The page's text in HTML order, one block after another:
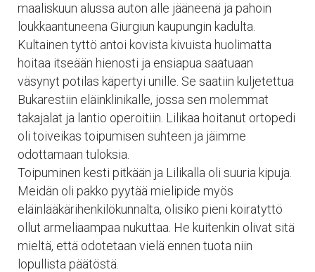
maaliskuun alussa auton alle jääneenä ja pahoin
loukkaantuneena Giurgiun kaupungin kadulta.
Kultainen tyttö antoi kovista kivuista huolimatta
hoitaa itseään hienosti ja ensiapua saatuaan
väsynyt potilas käpertyi unille. Se saatiin kuljetettua
Bukarestiin eläinklinikalle, jossa sen molemmat
takajalat ja lantio operoitiin. Lilikaa hoitanut ortopedi
oli toiveikas toipumisen suhteen ja jäimme
odottamaan tuloksia.
Toipuminen kesti pitkään ja Lilikalla oli suuria kipuja.
Meidän oli pakko pyytää mielipide myös
eläinlääkärihenkilökunnalta, olisiko pieni koiratyttö
ollut armeliaampaa nukuttaa. He kuitenkin olivat sitä
mieltä, että odotetaan vielä ennen tuota niin
lopullista päätöstä.